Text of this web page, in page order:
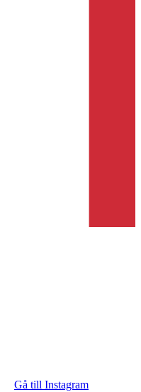
Gå till Instagram